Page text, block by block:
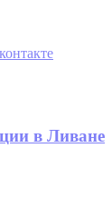
в Ливане